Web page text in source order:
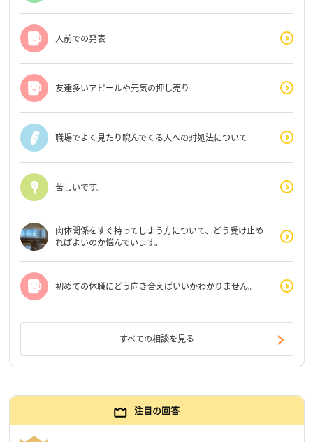
人前での発表
友達多いアピールや元気の押し売り
職場でよく見たり睨んでくる人への対処法について
苦しいです。
肉体関係をすぐ持ってしまう方について、どう受け止め
ればよいのか悩んでいます。
初めての休職にどう向き合えばいいかわかりません。
すべての相談を見る
注目の回答